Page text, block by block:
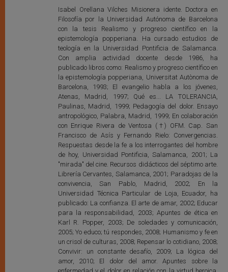
Isabel Orellana Vilches Misionera idente. Doctora en
Filosofía por la Universidad Autónoma de Barcelona
con la tesis Realismo y progreso científico en la
epistemología popperiana. Ha cursado estudios de
teología en la Universidad Pontificia de Salamanca.
Con amplia actividad docente desde 1986, ha
publicado libros como: Realismo y progreso científico en
la epistemología popperiana, Universitat Autònoma de
Barcelona, 1993; El evangelio habla a los jóvenes,
Atenas, Madrid, 1997; Qué es... LA TOLERANCIA,
Paulinas, Madrid, 1999; Pedagogía del dolor. Ensayo
antropológico, Palabra, Madrid, 1999; En colaboración
con Enrique Rivera de Ventosa (†) OFM. Cap. San
Francisco de Asís y Fernando Rielo: Convergencias.
Respuestas desde la fe a los interrogantes del hombre
de hoy, Universidad Pontificia, Salamanca, 2001; La
"mirada" del cine. Recursos didácticos del séptimo arte.
Librería Cervantes, Salamanca, 2001; Paradojas de la
convivencia, San Pablo, Madrid, 2002; En la
Universidad Técnica Particular de Loja, Ecuador, ha
publicado: La confianza. El arte de amar, 2002; Educar
para la responsabilidad, 2003; Apuntes de ética en
Karl R. Popper, 2003; De soledades y comunicación,
2005; Yo educo; tú respondes, 2008; Humanismo y fe en
un crisol de culturas, 2008; Repensar lo cotidiano, 2008;
Convivir: un constante desafío, 2009; La lógica del
amor, 2010; El dolor del amor. Apuntes sobre la